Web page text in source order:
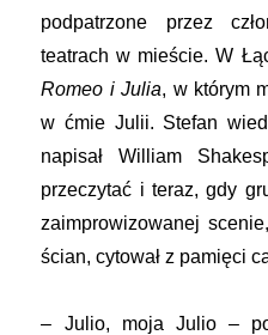
podpatrzone przez
teatrach w mieście. W
Romeo i Julia, w którym
w ćmie Julii. Stefan
napisał William
przeczytać i teraz, gdy
zaimprowizowanej
ścian, cytował z pamięci
– Julio, moja Julio –